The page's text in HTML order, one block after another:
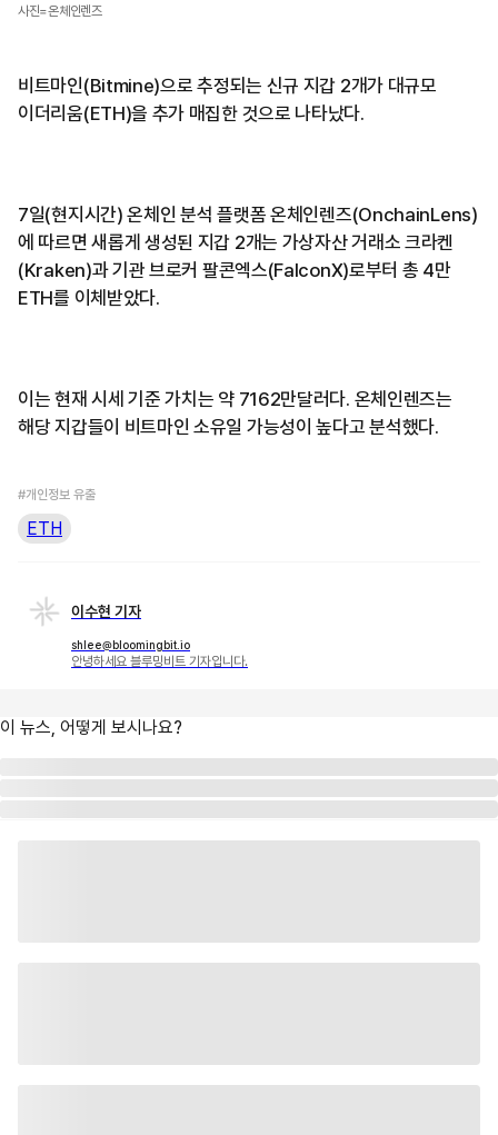
사진=온체인렌즈
비트마인(Bitmine)으로 추정되는 신규 지갑 2개가 대규모
이더리움(ETH)을 추가 매집한 것으로 나타났다.
7일(현지시간) 온체인 분석 플랫폼 온체인렌즈(OnchainLens)
에 따르면 새롭게 생성된 지갑 2개는 가상자산 거래소 크라켄
(Kraken)과 기관 브로커 팔콘엑스(FalconX)로부터 총 4만
ETH를 이체받았다.
이는 현재 시세 기준 가치는 약 7162만달러다. 온체인렌즈는
해당 지갑들이 비트마인 소유일 가능성이 높다고 분석했다.
#개인정보 유출
ETH
이수현 기자
shlee@bloomingbit.io
안녕하세요 블루밍비트 기자입니다.
이 뉴스, 어떻게 보시나요?